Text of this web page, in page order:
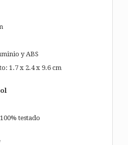
y ABS
1.7 x 2.4 x 9.6 cm
testado